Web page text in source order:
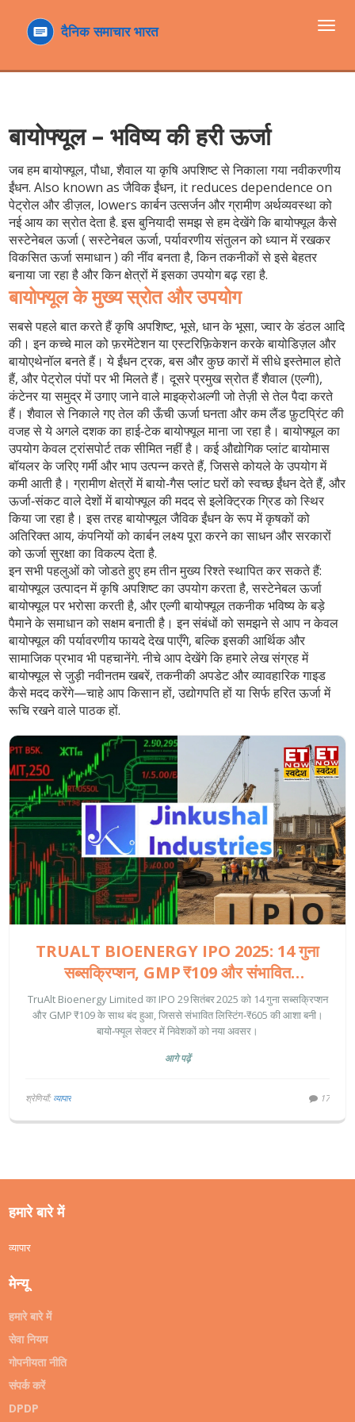
टॉगल
बायोफ्यूल – भविष्य की हरी ऊर्जा
जब हमबायोफ्यूल,पौधा, शैवाल या कृषि अपशिष्ट से निकाला गया नवीकरणीय
ईंधन. Also known asजैविक ईंधन, it reduces dependence on
पेट्रोल और डीज़ल, lowers कार्बन उत्सर्जन और ग्रामीण अर्थव्यवस्था को
नई आय का स्रोत देता है.इस बुनियादी समझ से हम देखेंगे कि बायोफ्यूल कैसे
सस्टेनेबल ऊर्जा (सस्टेनेबल ऊर्जा,पर्यावरणीय संतुलन को ध्यान में रखकर
विकसित ऊर्जा समाधान) की नींव बनता है, किन तकनीकों से इसे बेहतर
बनाया जा रहा है और किन क्षेत्रों में इसका उपयोग बढ़ रहा है.
बायोफ्यूल के मुख्य स्रोत और उपयोग
सबसे पहले बात करते हैंकृषि अपशिष्ट,भूसे, धान के भूसा, ज्वार के डंठल आदि
की। इन कच्चे माल को फ़रमेंटेशन या एस्टरिफ़िकेशन करके बायोडिज़ल और
बायोएथेनॉल बनते हैं। ये ईंधन ट्रक, बस और कुछ कारों में सीधे इस्तेमाल होते
हैं, और पेट्रोल पंपों पर भी मिलते हैं। दूसरे प्रमुख स्रोत हैंशैवाल (एल्गी),
कंटेनर या समुद्र में उगाए जाने वाले माइक्रोअल्गी जो तेज़ी से तेल पैदा करते
हैं। शैवाल से निकाले गए तेल की ऊँची ऊर्जा घनता और कम लैंड फ़ुटप्रिंट की
वजह से ये अगले दशक का हाई‑टेक बायोफ्यूल माना जा रहा है। बायोफ्यूल का
उपयोग केवल ट्रांसपोर्ट तक सीमित नहीं है। कई औद्योगिक प्लांट बायोमास
बॉयलर के जरिए गर्मी और भाप उत्पन्न करते हैं, जिससे कोयले के उपयोग में
कमी आती है। ग्रामीण क्षेत्रों में बायो‑गैस प्लांट घरों को स्वच्छ ईंधन देते हैं, और
ऊर्जा‑संकट वाले देशों में बायोफ्यूल की मदद से इलेक्ट्रिक ग्रिड को स्थिर
किया जा रहा है। इस तरह बायोफ्यूलजैविक ईंधनके रूप में कृषकों को
अतिरिक्त आय, कंपनियों को कार्बन लक्ष्य पूरा करने का साधन और सरकारों
को ऊर्जा सुरक्षा का विकल्प देता है.
इन सभी पहलुओं को जोडते हुए हम तीन मुख्य रिश्ते स्थापित कर सकते हैं:
बायोफ्यूलउत्पादन मेंकृषि अपशिष्ट का उपयोग करता है, सस्टेनेबल ऊर्जा
बायोफ्यूल पर भरोसा करती है, और एल्गी बायोफ्यूल तकनीक भविष्य के बड़े
पैमाने के समाधान को सक्षम बनाती है। इन संबंधों को समझने से आप न केवल
बायोफ्यूल की पर्यावरणीय फायदे देख पाएँगे, बल्कि इसकी आर्थिक और
सामाजिक प्रभाव भी पहचानेंगे. नीचे आप देखेंगे कि हमारे लेख संग्रह में
बायोफ्यूल से जुड़ी नवीनतम खबरें, तकनीकी अपडेट और व्यावहारिक गाइड
कैसे मदद करेंगे—चाहे आप किसान हों, उद्योगपति हों या सिर्फ हरित ऊर्जा में
रूचि रखने वाले पाठक हों.
TRUALT BIOENERGY IPO 2025: 14 गुना
सब्सक्रिप्शन, GMP ₹109 और संभावित
लिस्टिंग‑₹605
TruAlt Bioenergy Limited का IPO 29 सितंबर 2025 को 14 गुना सब्सक्रिप्शन
और GMP ₹109 के साथ बंद हुआ, जिससे संभावित लिस्टिंग‑₹605 की आशा बनी।
बायो‑फ्यूल सेक्टर में निवेशकों को नया अवसर।
आगे पढ़ें
श्रेणियाँ: व्यापार 17
हमारे बारे में
व्यापार
मेन्यू
हमारे बारे में
सेवा नियम
गोपनीयता नीति
संपर्क करें
DPDP